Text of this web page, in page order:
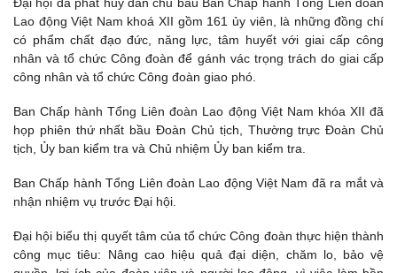
Lao động Việt Nam khoá XII gồm 161 ủy viên, là những đồng chí
có phẩm chất đạo đức, năng lực, tâm huyết với giai cấp công
nhân và tổ chức Công đoàn để gánh vác trọng trách do giai cấp
công nhân và tổ chức Công đoàn giao phó.
Ban Chấp hành Tổng Liên đoàn Lao động Việt Nam khóa XII đã
họp phiên thứ nhất bầu Đoàn Chủ tịch, Thường trực Đoàn Chủ
tịch, Ủy ban kiểm tra và Chủ nhiệm Ủy ban kiểm tra.
Ban Chấp hành Tổng Liên đoàn Lao động Việt Nam đã ra mắt và
nhận nhiệm vụ trước Đại hội.
Đại hội biểu thị quyết tâm của tổ chức Công đoàn thực hiện thành
công mục tiêu: Nâng cao hiệu quả đại diện, chăm lo, bảo vệ